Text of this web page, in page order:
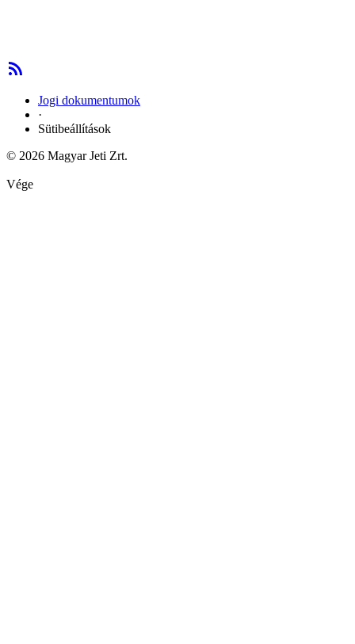
Jogi dokumentumok
·
Sütibeállítások
© 2026 Magyar Jeti Zrt.
Vége